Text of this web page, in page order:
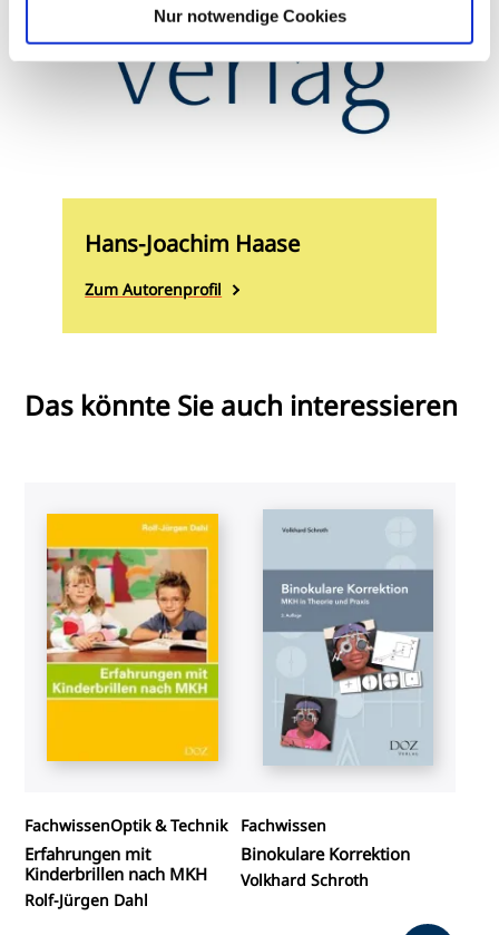
Nur notwendige Cookies
Hans-Joachim Haase
Zum Autorenprofil
Das könnte Sie auch interessieren
FachwissenOptik & Technik
Erfahrungen mit
Kinderbrillen nach MKH
Rolf-Jürgen Dahl
Fachwissen
Binokulare Korrektion
Volkhard Schroth